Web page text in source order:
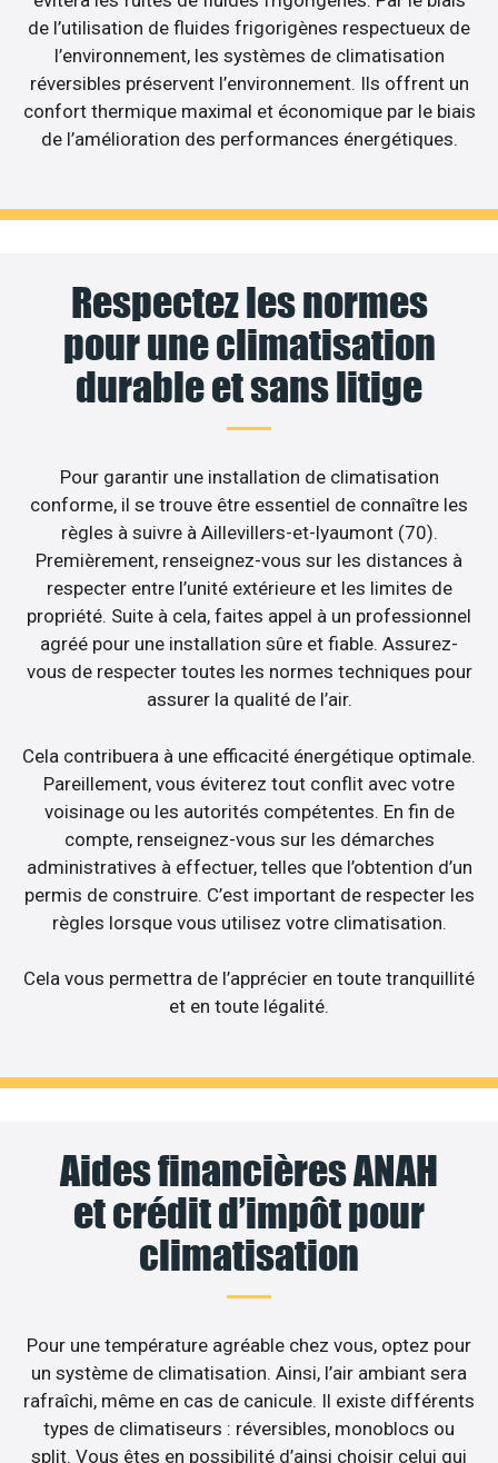
de l’utilisation de fluides frigorigènes respectueux de
l’environnement, les systèmes de climatisation
réversibles préservent l’environnement. Ils offrent un
confort thermique maximal et économique par le biais
de l’amélioration des performances énergétiques.
Respectez les normes
pour une climatisation
durable et sans litige
Pour garantir une installation de climatisation
conforme, il se trouve être essentiel de connaître les
règles à suivre à Aillevillers-et-lyaumont (70).
Premièrement, renseignez-vous sur les distances à
respecter entre l’unité extérieure et les limites de
propriété. Suite à cela, faites appel à un professionnel
agréé pour une installation sûre et fiable. Assurez-
vous de respecter toutes les normes techniques pour
assurer la qualité de l’air.
Cela contribuera à une efficacité énergétique optimale.
Pareillement, vous éviterez tout conflit avec votre
voisinage ou les autorités compétentes. En fin de
compte, renseignez-vous sur les démarches
administratives à effectuer, telles que l’obtention d’un
permis de construire. C’est important de respecter les
règles lorsque vous utilisez votre climatisation.
Cela vous permettra de l’apprécier en toute tranquillité
et en toute légalité.
Aides financières ANAH
et crédit d’impôt pour
climatisation
Pour une température agréable chez vous, optez pour
un système de climatisation. Ainsi, l’air ambiant sera
rafraîchi, même en cas de canicule. Il existe différents
types de climatiseurs : réversibles, monoblocs ou
split. Vous êtes en possibilité d’ainsi choisir celui qui